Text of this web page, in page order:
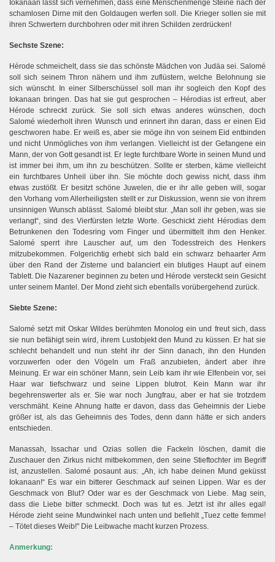
Iokanaan lässt sich vernehmen, dass eine Menschenmenge Steine nach der
schamlosen Dirne mit den Goldaugen werfen soll. Die Krieger sollen sie mit
ihren Schwertern durchbohren oder mit ihren Schilden zerdrücken!
Sechste Szene:
Hérode schmeichelt, dass sie das schönste Mädchen von Judäa sei. Salomé
soll sich seinem Thron nähern und ihm zuflüstern, welche Belohnung sie
sich wünscht. In einer Silberschüssel soll man ihr sogleich den Kopf des
Iokanaan bringen. Das hat sie gut gesprochen – Hérodias ist erfreut, aber
Hérode schreckt zurück. Sie soll sich etwas anderes wünschen, doch
Salomé wiederholt ihren Wunsch und erinnert ihn daran, dass er einen Eid
geschworen habe. Er weiß es, aber sie möge ihn von seinem Eid entbinden
und nicht Unmögliches von ihm verlangen. Vielleicht ist der Gefangene ein
Mann, der von Gott gesandt ist. Er legte furchtbare Worte in seinen Mund und
ist immer bei ihm, um ihn zu beschützen. Sollte er sterben, käme vielleicht
ein furchtbares Unheil über ihn. Sie möchte doch gewiss nicht, dass ihm
etwas zustößt. Er besitzt schöne Juwelen, die er ihr alle geben will, sogar
den Vorhang vom Allerheiligsten stellt er zur Diskussion, wenn sie von ihrem
unsinnigen Wunsch ablässt. Salomé bleibt stur. „Man soll ihr geben, was sie
verlangt“, sind des Vierfürsten letzte Worte. Geschickt zieht Hérodias dem
Betrunkenen den Todesring vom Finger und übermittelt ihm den Henker.
Salomé sperrt ihre Lauscher auf, um den Todesstreich des Henkers
mitzubekommen. Folgerichtig erhebt sich bald ein schwarz behaarter Arm
über den Rand der Zisterne und balanciert ein blutiges Haupt auf einem
Tablett. Die Nazarener beginnen zu beten und Hérode versteckt sein Gesicht
unter seinem Mantel. Der Mond zieht sich ebenfalls vorübergehend zurück.
Siebte Szene:
Salomé setzt mit Oskar Wildes berühmten Monolog ein und freut sich, dass
sie nun befähigt sein wird, ihrem Lustobjekt den Mund zu küssen. Er hat sie
schlecht behandelt und nun steht ihr der Sinn danach, ihn den Hunden
vorzuwerfen oder den Vögeln um Fraß anzubieten, ändert aber ihre
Meinung. Er war ein schöner Mann, sein Leib kam ihr wie Elfenbein vor, sei
Haar war tiefschwarz und seine Lippen blutrot. Kein Mann war ihr
begehrenswerter als er. Sie war noch Jungfrau, aber er hat sie trotzdem
verschmäht. Keine Ahnung hatte er davon, dass das Geheimnis der Liebe
größer ist, als das Geheimnis des Todes, denn dann hätte er sich anders
entschieden.
Manassah, Issachar und Ozias sollen die Fackeln löschen, damit die
Zuschauer den Zirkus nicht mitbekommen, den seine Stieftochter im Begriff
ist, anzustellen. Salomé posaunt aus: „Ah, ich habe deinen Mund geküsst
Iokanaan!“ Es war ein bitterer Geschmack auf seinen Lippen. War es der
Geschmack von Blut? Oder war es der Geschmack von Liebe. Mag sein,
dass die Liebe bitter schmeckt. Doch was tut es. Jetzt ist ihr alles egal!
Hérode zieht seine Mundwinkel nach unten und befiehlt „Tuez cette femme!
– Tötet dieses Weib!" Die Leibwache macht kurzen Prozess.
Anmerkung: